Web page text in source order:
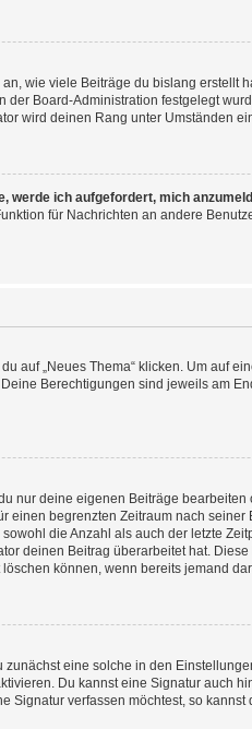
wie viele Beiträge du bislang
der Board-Administration festgelegt
wird deinen Rang unter Umständen
werde ich aufgefordert, mich
für Nachrichten an andere
auf „Neues Thema“ klicken. Um auf
Berechtigungen sind jeweils am
nur deine eigenen Beiträge
einen begrenzten Zeitraum nach
die Anzahl als auch der letzte
deinen Beitrag überarbeitet hat.
können, wenn bereits jemand
eine solche in den
Du kannst eine Signatur
verfassen möchtest, so